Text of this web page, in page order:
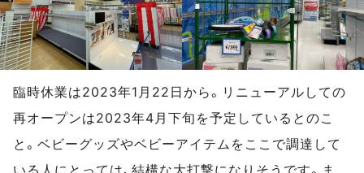
臨時休業は2023年1月22日から。リニューアルしての
再オープンは2023年4月下旬を予定しているとのこ
と。ベビーグッズやベビーアイテムをここで調達して
いる人にとっては、結構な大打撃になりそうです。ま